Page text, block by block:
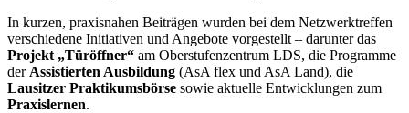
In kurzen, praxisnahen Beiträgen wurden bei dem Netzwerktreffen
verschiedene Initiativen und Angebote vorgestellt – darunter das
Projekt „Türöffner“ am Oberstufenzentrum LDS, die Programme
der Assistierten Ausbildung (AsA flex und AsA Land), die
Lausitzer Praktikumsbörse sowie aktuelle Entwicklungen zum
Praxislernen.